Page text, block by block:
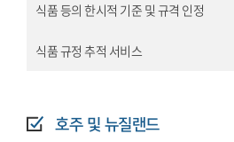
식품 등의 한시적 기준 및 규격 인정
식품 규정 추적 서비스
호주 및 뉴질랜드